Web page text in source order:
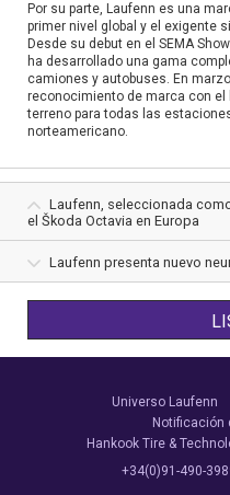
Por su parte, Laufenn es una
primer nivel global y el exigente
Desde su debut en el SEMA
ha desarrollado una gama
camiones y autobuses. En
reconocimiento de marca con
terreno para todas las estaciones
norteamericano.
Laufenn, seleccionada
el Škoda Octavia en Europa
Laufenn presenta nuevo
Universo Laufenn
Notificación
Hankook Tire &
+34(0)91-490-